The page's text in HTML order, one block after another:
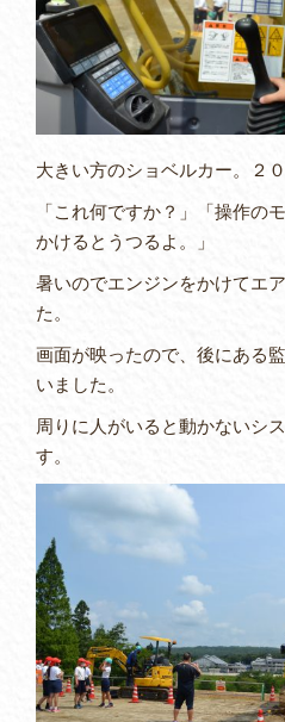
大きい方のショベルカー。２
「これ何ですか？」「操作の
かけるとうつるよ。」
暑いのでエンジンをかけてエ
た。
画面が映ったので、後にある
いました。
周りに人がいると動かないシ
す。